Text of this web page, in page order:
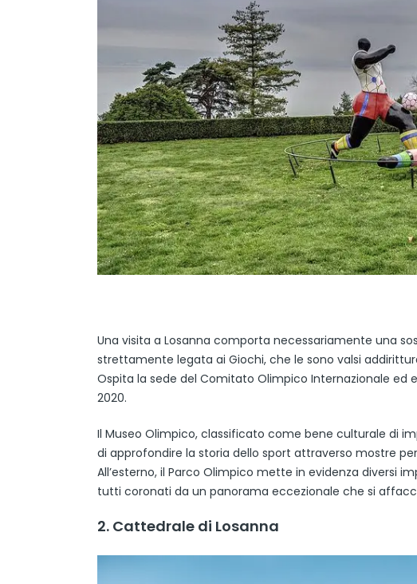
Una visita a Losanna comporta necessariamente una
strettamente legata ai Giochi, che le sono valsi
Ospita la sede del Comitato Olimpico Internazionale ed
2020.
Il Museo Olimpico, classificato come bene culturale di
di approfondire la storia dello sport attraverso mostre
All’esterno, il Parco Olimpico mette in evidenza diversi
tutti coronati da un panorama eccezionale che si
2. Cattedrale di Losanna